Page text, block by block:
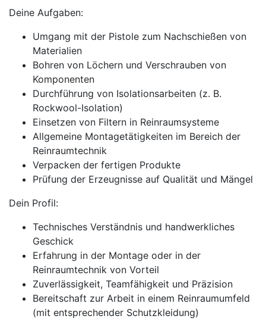
Deine Aufgaben:
Umgang mit der Pistole zum Nachschießen von
Materialien
Bohren von Löchern und Verschrauben von
Komponenten
Durchführung von Isolationsarbeiten (z. B.
Rockwool-Isolation)
Einsetzen von Filtern in Reinraumsysteme
Allgemeine Montagetätigkeiten im Bereich der
Reinraumtechnik
Verpacken der fertigen Produkte
Prüfung der Erzeugnisse auf Qualität und Mängel
Dein Profil:
Technisches Verständnis und handwerkliches
Geschick
Erfahrung in der Montage oder in der
Reinraumtechnik von Vorteil
Zuverlässigkeit, Teamfähigkeit und Präzision
Bereitschaft zur Arbeit in einem Reinraumumfeld
(mit entsprechender Schutzkleidung)